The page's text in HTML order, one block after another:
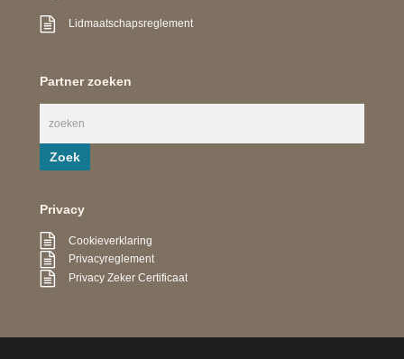
Lidmaatschapsreglement
Partner zoeken
Privacy
Cookieverklaring
Privacyreglement
Privacy Zeker Certificaat